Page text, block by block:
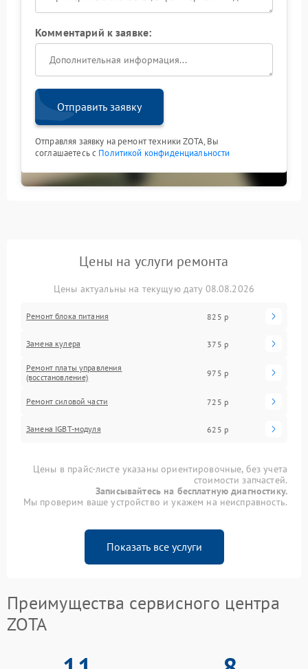
Комментарий к заявке:
Отправить заявку
Отправляя заявку на ремонт техники ZOTA, Вы
соглашаетесь с Политикой конфиденциальности
Цены на услуги ремонта
Цены актуальны на текущую дату 08.08.2026
Ремонт блока питания 825 р
Замена кулера 375 р
Ремонт платы управления
(восстановление)
975 р
Ремонт силовой части 725 р
Замена IGBT-модуля 625 р
Цены в прайс-листе указаны ориентировочные, без учета
стоимости запчастей.
Записывайтесь на бесплатную диагностику.
Мы проверим ваше устройство и укажем на неисправность.
Показать все услуги
Преимущества сервисного центра
ZOTA